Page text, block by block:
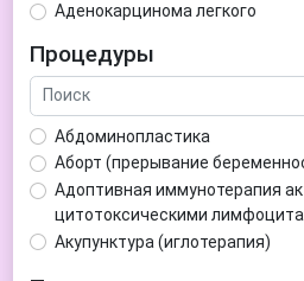
Аденокарцинома легкого
Аденома гипофиза
Аденома простаты
Аденома щитовидной железы
Аденомиоз
Адентия
Азооспермия
Акне (угри)
Алкоголизм
Процедуры
Абдоминопластика
Аборт (прерывание
Адоптивная иммунотерапия
цитотоксическими
Акупунктура (иглотерапия)